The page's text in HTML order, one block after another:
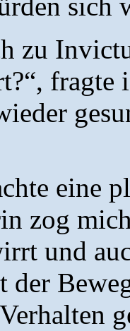
sich
zu
eine
zog
und
der